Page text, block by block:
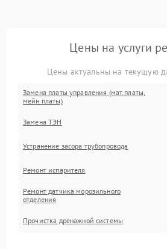
Цены на услуги
Цены актуальны на текущую
Замена платы управления (мат.платы,
мейн платы)
Замена ТЭН
Устранение засора трубопровода
Ремонт испарителя
Ремонт датчика морозильного
отделения
Прочистка дренажной системы